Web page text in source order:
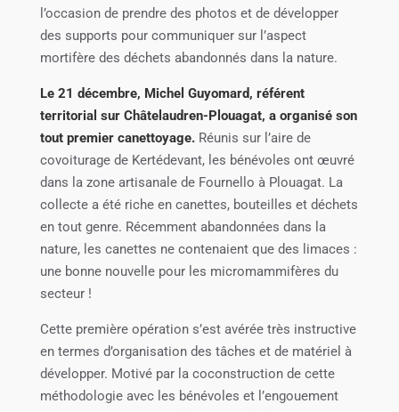
l’occasion de prendre des photos et de développer
des supports pour communiquer sur l’aspect
mortifère des déchets abandonnés dans la nature.
Le 21 décembre, Michel Guyomard, référent
territorial sur Châtelaudren-Plouagat, a organisé son
tout premier canettoyage.Réunis sur l’aire de
covoiturage de Kertédevant, les bénévoles ont œuvré
dans la zone artisanale de Fournello à Plouagat. La
collecte a été riche en canettes, bouteilles et déchets
en tout genre. Récemment abandonnées dans la
nature, les canettes ne contenaient que des limaces :
une bonne nouvelle pour les micromammifères du
secteur !
Cette première opération s’est avérée très instructive
en termes d’organisation des tâches et de matériel à
développer. Motivé par la coconstruction de cette
méthodologie avec les bénévoles et l’engouement